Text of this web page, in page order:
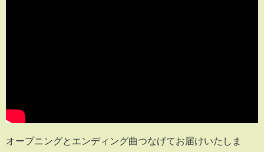
オープニングとエンディング曲つなげてお届けいたしま